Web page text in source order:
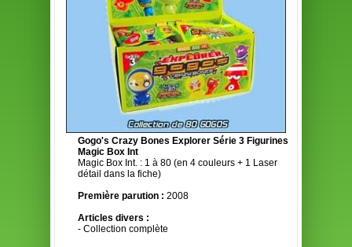
Gogo's Crazy Bones Explorer Série 3 Figurines
Magic Box Int
Magic Box Int. : 1 à 80 (en 4 couleurs + 1 Laser
détail dans la fiche)
Première parution : 2008
Articles divers :
- Collection complète